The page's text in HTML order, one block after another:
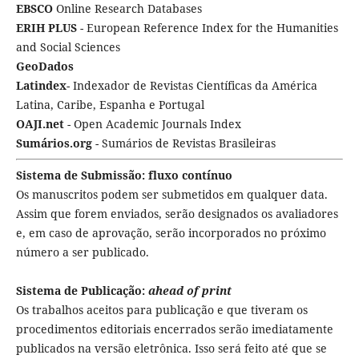
EBSCOOnline Research Databases
ERIH PLUS- European Reference Index for the Humanities
and Social Sciences
GeoDados
Latindex- Indexador de Revistas Científicas da América
Latina, Caribe, Espanha e Portugal
OAJI.net- Open Academic Journals Index
Sumários.org- Sumários de Revistas Brasileiras
Sistema de Submissão: fluxo contínuo
Os manuscritos podem ser submetidos em qualquer data.
Assim que forem enviados, serão designados os avaliadores
e, em caso de aprovação, serão incorporados no próximo
número a ser publicado.
Sistema de Publicação: ahead of print
Os trabalhos aceitos para publicação e que tiveram os
procedimentos editoriais encerrados serão imediatamente
publicados na versão eletrônica. Isso será feito até que se